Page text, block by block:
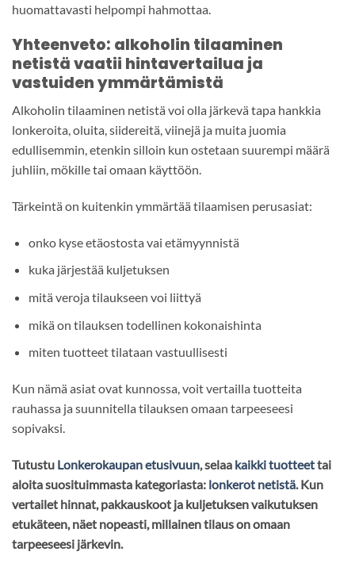
huomattavasti helpompi hahmottaa.
Yhteenveto: alkoholin tilaaminen
netistä vaatii hintavertailua ja
vastuiden ymmärtämistä
Alkoholin tilaaminen netistä voi olla järkevä tapa hankkia
lonkeroita, oluita, siidereitä, viinejä ja muita juomia
edullisemmin, etenkin silloin kun ostetaan suurempi määrä
juhliin, mökille tai omaan käyttöön.
Tärkeintä on kuitenkin ymmärtää tilaamisen perusasiat:
onko kyse etäostosta vai etämyynnistä
kuka järjestää kuljetuksen
mitä veroja tilaukseen voi liittyä
mikä on tilauksen todellinen kokonaishinta
miten tuotteet tilataan vastuullisesti
Kun nämä asiat ovat kunnossa, voit vertailla tuotteita
rauhassa ja suunnitella tilauksen omaan tarpeeseesi
sopivaksi.
Tutustu Lonkerokaupan etusivuun, selaa kaikki tuotteettai
aloita suosituimmasta kategoriasta: lonkerot netistä. Kun
vertailet hinnat, pakkauskoot ja kuljetuksen vaikutuksen
etukäteen, näet nopeasti, millainen tilaus on omaan
tarpeeseesi järkevin.